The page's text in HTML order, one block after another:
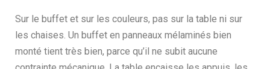
Sur le buffet et sur les couleurs, pas sur la table ni sur
les chaises. Un buffet en panneaux mélaminés bien
monté tient très bien, parce qu’il ne subit aucune